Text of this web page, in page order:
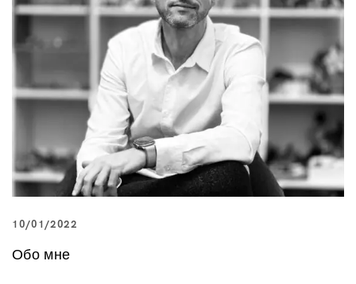
10/01/2022
Обо мне